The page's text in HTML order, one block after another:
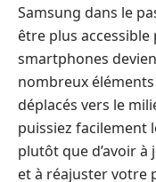
Samsung dans le
être plus accessible
smartphones
nombreux
déplacés vers le
puissiez facilement
plutôt que d’avoir
et à réajuster votre